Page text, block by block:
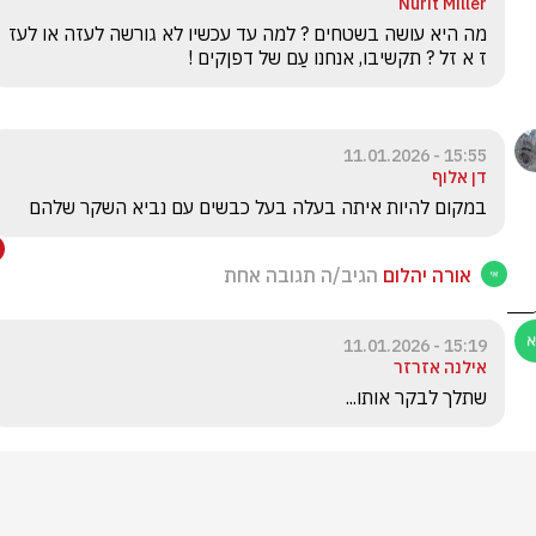
ז א זל ? תקשיבו, אנחנו עַם של דפןקים !
15:55 - 11.01.2026
דן אלוף
במקום להיות איתה בעלה בעל כבשים עם נביא השקר שלהם
אורה יהלום הגיב/ה תגובה אחת
15:19 - 11.01.2026
אילנה אזרזר
שתלך לבקר אותו...